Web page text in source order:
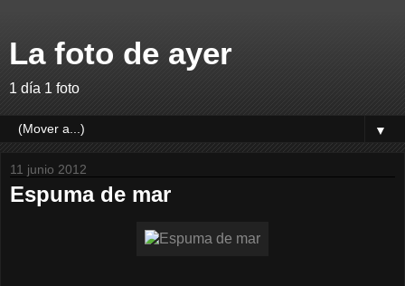
La foto de ayer
1 día 1 foto
▼
11 junio 2012
Espuma de mar